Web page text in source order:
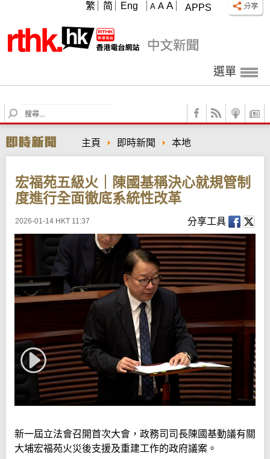
APPS
A A A
繁 简 Eng
選單
S
e
r
c
主頁 即時新聞 本地
宏福苑五級火｜陳國基稱決心就規管制
度進行全面徹底系統性改革
2026-01-14 HKT 11:37 分享工具
新一屆立法會召開首次大會，政務司司長陳國基動議有關
大埔宏福苑火災後支援及重建工作的政府議案。